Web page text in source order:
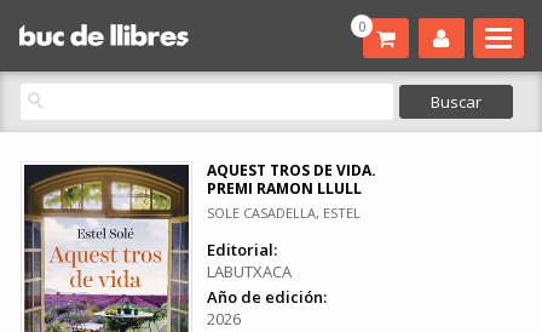
0
AQUEST TROS DE VIDA.
PREMI RAMON LLULL
SOLE CASADELLA, ESTEL
Editorial:
LABUTXACA
Año de edición:
2026